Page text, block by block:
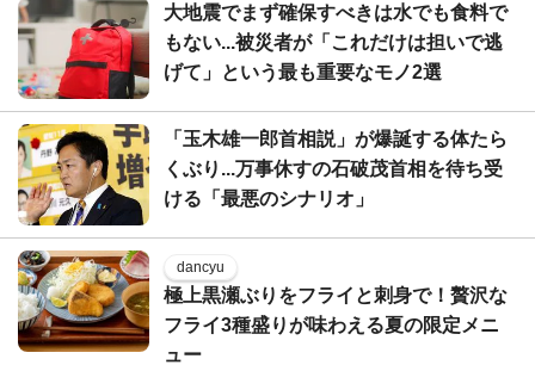
大地震でまず確保すべきは水でも食料で
もない...被災者が「これだけは担いで逃
げて」という最も重要なモノ2選
「玉木雄一郎首相説」が爆誕する体たら
くぶり...万事休すの石破茂首相を待ち受
ける「最悪のシナリオ」
dancyu
極上黒瀬ぶりをフライと刺身で！贅沢な
フライ3種盛りが味わえる夏の限定メニ
ュー